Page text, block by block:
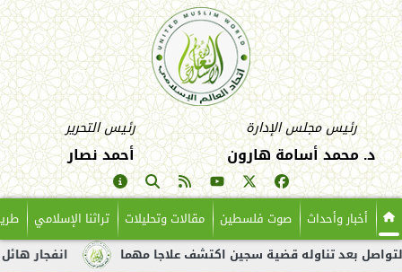
رئيس مجلس الإدارة
د. محمد أسامة هارون
رئيس التحرير
أحمد نصار
أخبار وأحداث صوت فلسطين مقالات وتحليلات تراثنا الإسلامي
انفجار هائل لناقلة نفط قبالة سواحل ليبيا اكتشف علاجا مهما